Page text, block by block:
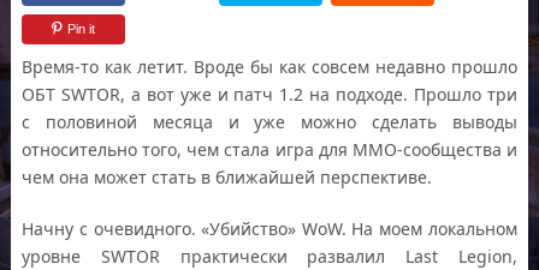
Pin it
Время-то как летит. Вроде бы как совсем недавно прошло
ОБТ SWTOR, а вот уже и патч 1.2 на подходе. Прошло три
с половиной месяца и уже можно сделать выводы
относительно того, чем стала игра для ММО-сообщества и
чем она может стать в ближайшей перспективе.
Начну с очевидного. «Убийство» WoW. На моем локальном
уровне SWTOR практически развалил Last Legion,